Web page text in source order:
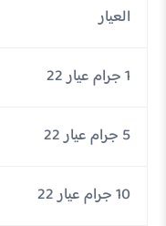
العيار
1 جرام عيار 22
5 جرام عيار 22
10 جرام عيار 22